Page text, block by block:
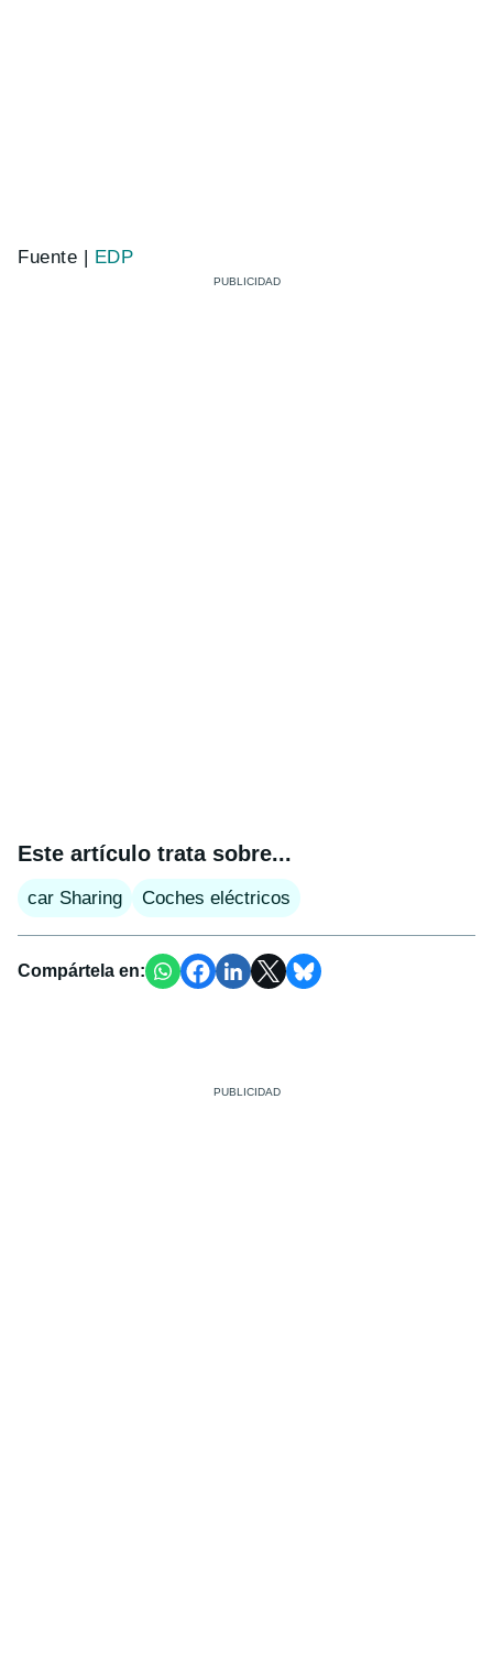
Fuente | EDP
Este artículo trata sobre...
car Sharing Coches eléctricos
Compártela en: